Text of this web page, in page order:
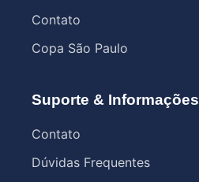
Contato
Copa São Paulo
Suporte & Informações
Contato
Dúvidas Frequentes